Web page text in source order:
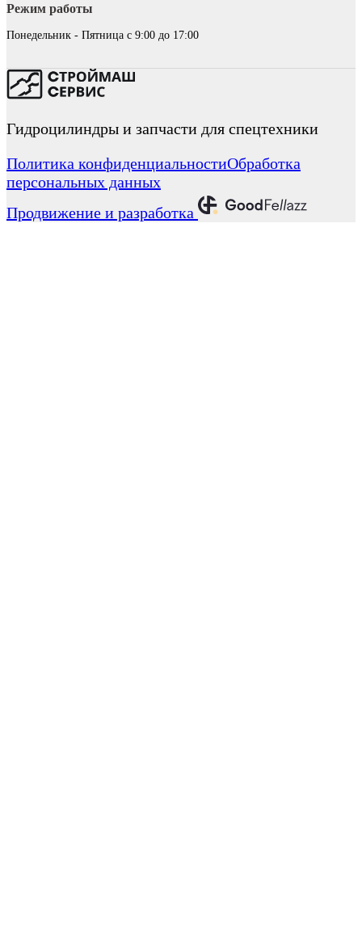
Режим работы
Понедельник - Пятница с 9:00 до 17:00
Гидроцилиндры и запчасти для спецтехники
Политика конфиденциальностиОбработка
персональных данных
Продвижение и разработка